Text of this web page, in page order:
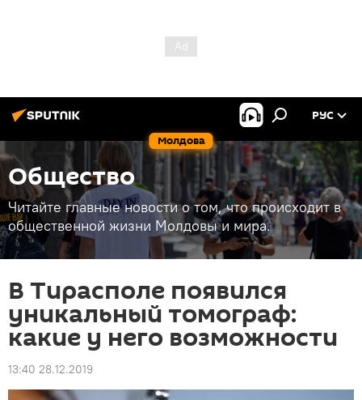
Молдова
РУС
Общество
Читайте главные новости о том, что происходит в
общественной жизни Молдовы и мира.
В Тирасполе появился
уникальный томограф:
какие у него возможности
13:40 28.12.2019